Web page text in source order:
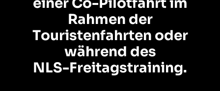
Rahmen der
Touristenfahrten oder
während des
NLS-Freitagstraining.